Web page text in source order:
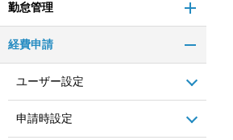
勤怠管理
経費申請
ユーザー設定
申請時設定